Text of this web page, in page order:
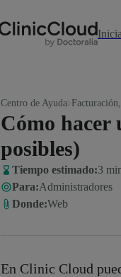
Centro de Ayuda
Cómo hacer
posibles)
Tiempo estimado:3
Para:Administradores
Donde:Web
En Clinic Cloud